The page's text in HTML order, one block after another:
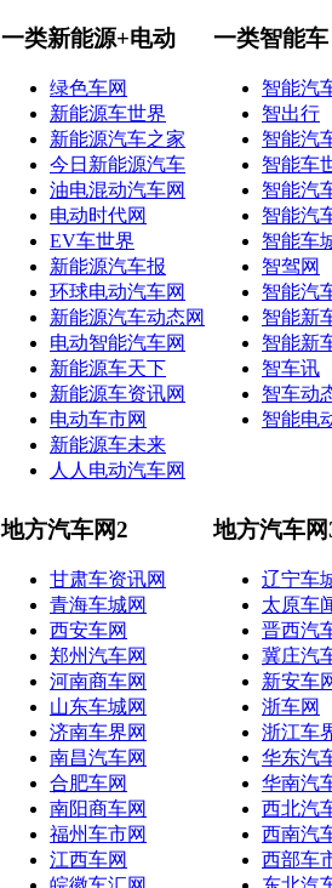
一类新能源+电动
绿色车网
新能源车世界
新能源汽车之家
今日新能源汽车
油电混动汽车网
电动时代网
EV车世界
新能源汽车报
环球电动汽车网
新能源汽车动态网
电动智能汽车网
新能源车天下
新能源车资讯网
电动车市网
新能源车未来
人人电动汽车网
一类智能车
智能汽
智出行
智能汽
智能车
智能汽
智能汽
智能车
智驾网
智能汽
智能新
智能新
智车讯
智车动
智能电
地方汽车网2
甘肃车资讯网
青海车城网
西安车网
郑州汽车网
河南商车网
山东车城网
济南车界网
南昌汽车网
合肥车网
南阳商车网
福州车市网
江西车网
地方汽车网
辽宁车
太原车
晋西汽
冀庄汽
新安车
浙车网
浙江车
华东汽
华南汽
西北汽
西南汽
西部车